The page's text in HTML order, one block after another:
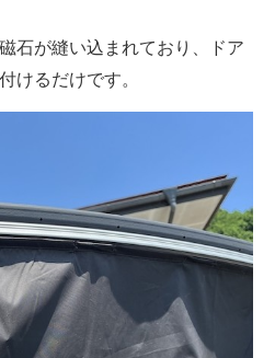
石が縫い込まれており、ドア
けるだけです。